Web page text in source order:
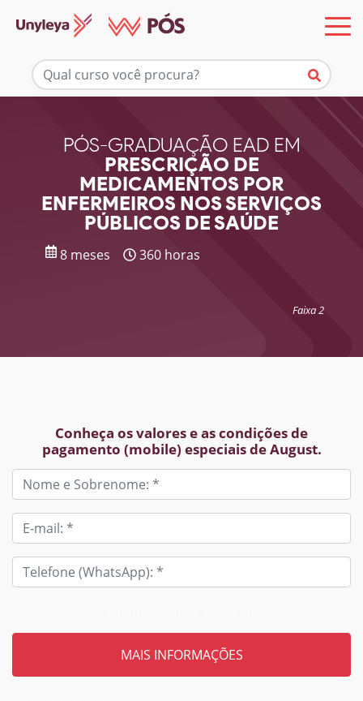
PÓS-GRADUAÇÃO EAD EM
PRESCRIÇÃO DE
MEDICAMENTOS POR
ENFERMEIROS NOS SERVIÇOS
PÚBLICOS DE SAÚDE
8 meses 360 horas
Faixa 2
Conheça os valores e as condições de
pagamento (mobile) especiais de August.
Mais informações